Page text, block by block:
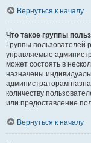
Вернуться к началу
Что такое группы
Группы пользователей
управляемые
может состоять в
назначены
администраторам
количеству
или предоставление
Вернуться к началу